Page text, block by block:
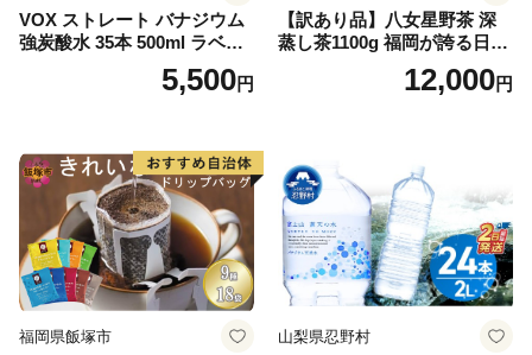
VOX ストレート バナジウム
強炭酸水 35本 500ml ラベル
レス【富士吉田市限定カート
5,500円
【訳あり品】八女星野茶 深
蒸し茶1100g 福岡が誇る日本
茶_ 訳アリ 常温 お茶 茶袋 常
備品 おちゃ ocha 茶葉 緑茶
小分け お土産 お取り寄せ グ
ルメ 福岡 九州 福岡県 国産
日本 ふかむし茶 ふかむし 家
庭用 自宅用 ちゃ りょくちゃ
ふかむしちゃ 急須 甘み 川崎
町 送料無料
12,000円
福岡県飯塚市 山梨県忍野村